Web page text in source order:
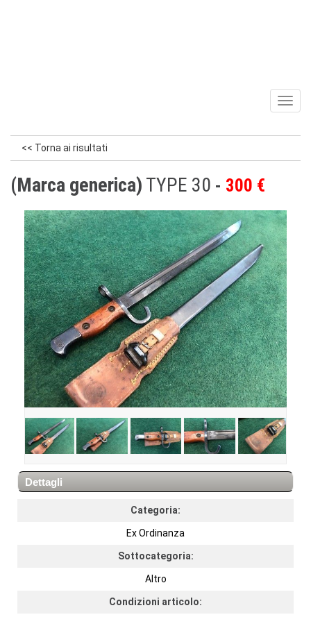
<< Torna ai risultati
(Marca generica) TYPE 30 300 €
Dettagli
Categoria:
Ex Ordinanza
Sottocategoria:
Altro
Condizioni articolo: